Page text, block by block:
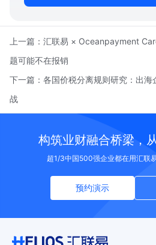
上一篇： 汇联易 × Oceanpayment
题可能不在报销
下一篇： 各国价税分离规则研究：出
战
构筑业财融合桥梁，
超1/3中国500强企业都在用汇联
预约演示